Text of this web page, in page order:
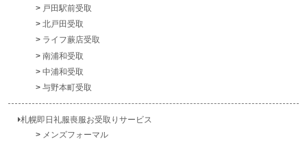
戸田駅前受取
北戸田受取
ライフ蕨店受取
南浦和受取
中浦和受取
与野本町受取
札幌即日礼服喪服お受取りサービス
メンズフォーマル